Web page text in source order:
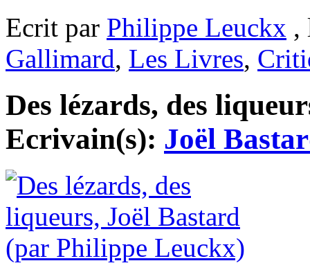
Ecrit par Philippe Leuckx ,
Gallimard, Les Livres,
Des lézards, des
Ecrivain(s): Joël